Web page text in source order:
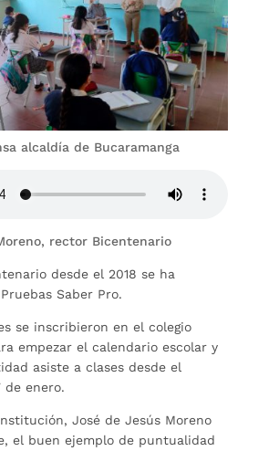
alcaldía de Bucaramanga
rector Bicentenario
desde el 2018 se ha
Saber Pro.
se inscribieron en el colegio
empezar el calendario escolar y
asiste a clases desde el
de enero.
José de Jesús Moreno
el buen ejemplo de puntualidad